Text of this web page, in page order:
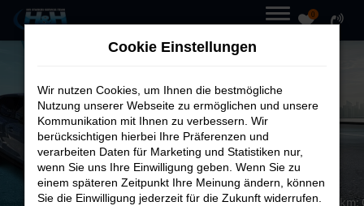
Zum
0
Energieverbrauch (kombiniert) 17,5-16,3 kWh/100 km;
Cookie Einstellungen
Wir nutzen Cookies, um Ihnen die bestmögliche
Nutzung unserer Webseite zu ermöglichen und unsere
Kommunikation mit Ihnen zu verbessern. Wir
berücksichtigen hierbei Ihre Präferenzen und
verarbeiten Daten für Marketing und Statistiken nur,
wenn Sie uns Ihre Einwilligung geben. Wenn Sie zu
einem späteren Zeitpunkt Ihre Meinung ändern, können
Sie die Einwilligung jederzeit für die Zukunft widerrufen.